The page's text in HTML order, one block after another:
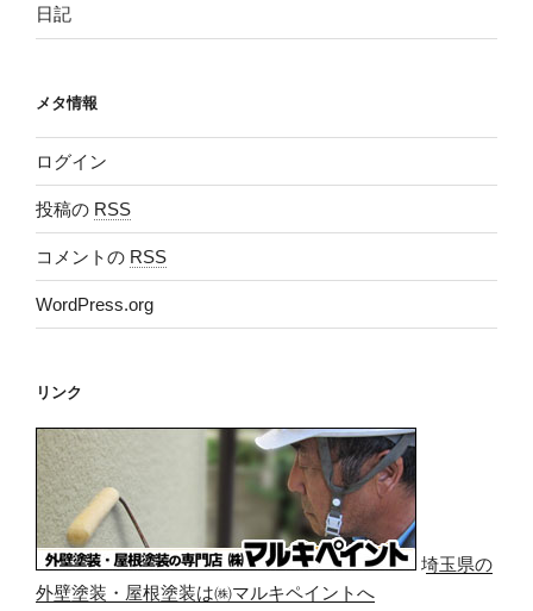
日記
メタ情報
ログイン
投稿の RSS
コメントの RSS
WordPress.org
リンク
埼玉県の
外壁塗装・屋根塗装は㈱マルキペイントへ